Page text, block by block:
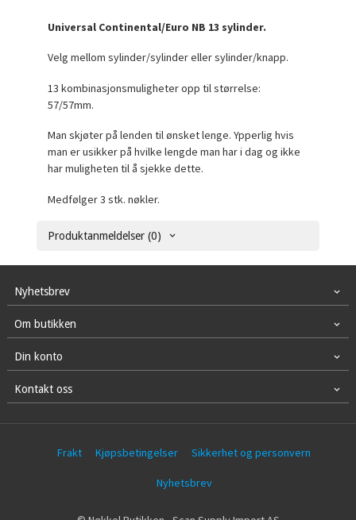
Universal Continental/Euro NB 13 sylinder.
Velg mellom sylinder/sylinder eller sylinder/knapp.
13 kombinasjonsmuligheter opp til størrelse:
57/57mm.
Man skjøter på lenden til ønsket lenge. Ypperlig hvis
man er usikker på hvilke lengde man har i dag og ikke
har muligheten til å sjekke dette.
Medfølger 3 stk. nøkler.
Produktanmeldelser (0)
Nyhetsbrev
Om butikken
Din konto
Kontakt oss
Frakt Kjøpsbetingelser Sikkerhet og personvern
Nyhetsbrev